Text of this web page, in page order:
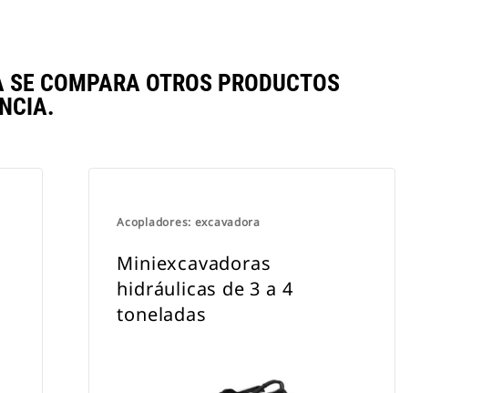
COMPARA OTROS PRODUCTOS
Acopladores: excavadora
Miniexcavadoras
hidráulicas de 3 a 4
toneladas